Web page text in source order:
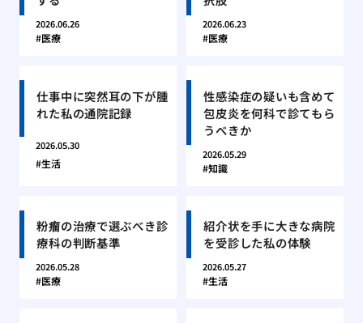
2026.06.26
医療
2026.06.23
医療
仕事中に突然耳の下が腫
れた私の通院記録
2026.05.30
生活
性感染症の疑いも含めて
包皮炎を何科で診てもら
うべきか
2026.05.29
知識
粉瘤の治療で選ぶべき診
療科の判断基準
2026.05.28
医療
紹介状を手に大きな病院
を受診した私の体験
2026.05.27
生活